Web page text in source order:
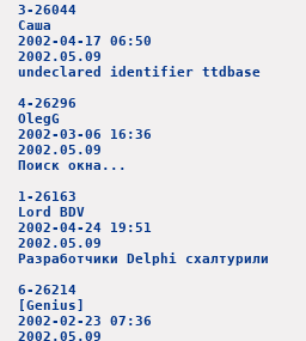
3-26044
Саша
2002-04-17 06:50
2002.05.09
undeclared identifier ttdbase
4-26296
OlegG
2002-03-06 16:36
2002.05.09
Поиск окна...
1-26163
Lord BDV
2002-04-24 19:51
2002.05.09
Разработчики Delphi схалтурили
6-26214
[Genius]
2002-02-23 07:36
2002.05.09